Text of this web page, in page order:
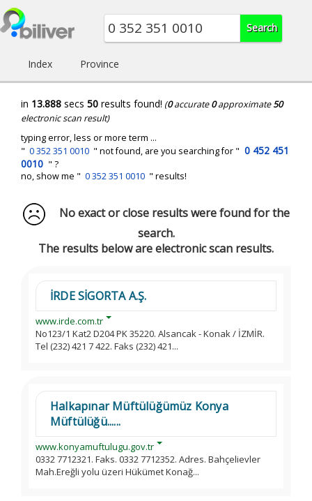
Index Province
in 13.888 secs 50 results found! (0accurate0approximate50
electronic scan result)
typing error, less or more term ...
" 0 352 351 0010 " not found, are you searching for " 0 452 451
0010 " ?
no, show me " 0 352 351 0010 " results!
No exact or close results were found for the
search.
The results below are electronic scan results.
İRDE SİGORTA A.Ş.
www.irde.com.tr
No123/1 Kat2 D204 PK 35220. Alsancak - Konak / İZMİR.
Tel (232) 421 7 422. Faks (232) 421...
Halkapınar Müftülüğümüz Konya
Müftülüğü......
www.konyamuftulugu.gov.tr
0332 7712321. Faks. 0332 7712352. Adres. Bahçelievler
Mah.Ereğli yolu üzeri Hükümet Konağ...